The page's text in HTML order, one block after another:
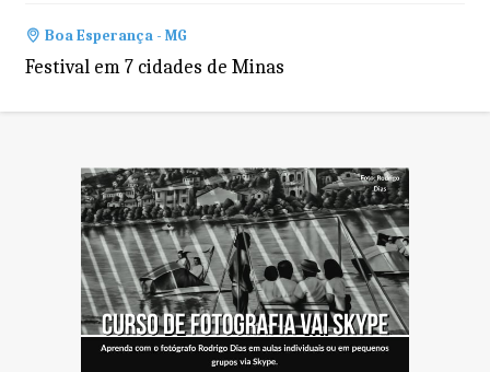
Boa Esperança - MG
Festival em 7 cidades de Minas